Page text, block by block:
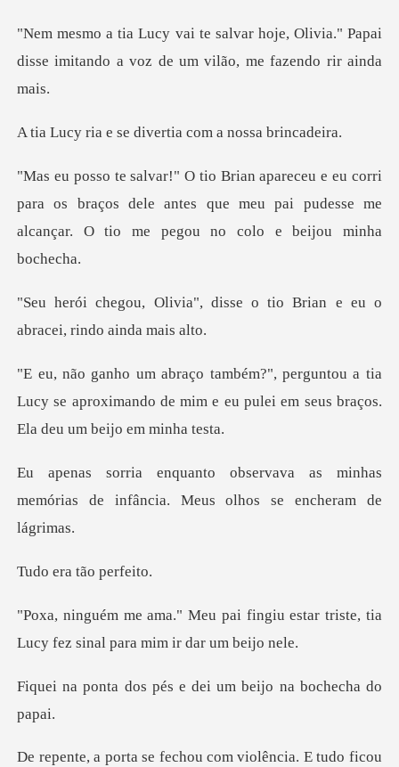
e, Olivia." Papai
disse imitando a voz
e divertia com a n
ri
para os braços dele antes que meu pai pudesse me
alc
disse o tio Brian e eu o
abr
a tia
Lucy se aproximando de mim e eu pulei e
a as minhas
memórias de infância.
a tão p
ngiu estar triste, tia
Lucy fez si
pés e dei um beijo n
chou com violência. E tud